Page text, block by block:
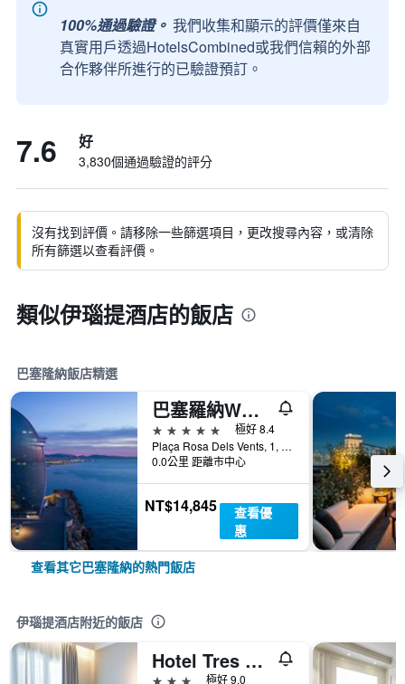
100%通過驗證。 我們收集和顯示的評價僅來自
真實用戶透過HotelsCombined或我們信賴的外部
合作夥伴所進行的已驗證預訂。
7.6 好
3,830個通過驗證的評分
沒有找到評價。請移除一些篩選項目，更改搜尋內容，或清除
所有篩選以查看評價。
類似伊瑙提酒店的飯店
巴塞隆納飯店精選
巴塞羅納W酒店
5星級
極好 8.4
Plaça Rosa Dels Vents, 1, 巴塞隆納, 西班牙
0.0公里 距離市中心
NT$14,845
查看優
惠
查看其它巴塞隆納的熱門飯店
伊瑙提酒店附近的飯店
Hotel Tres Torres - 巴塞隆拿
3星級
極好 9.0